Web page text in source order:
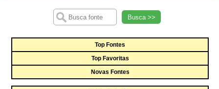
Busca >>
Top Fontes
Top Favoritas
Novas Fontes